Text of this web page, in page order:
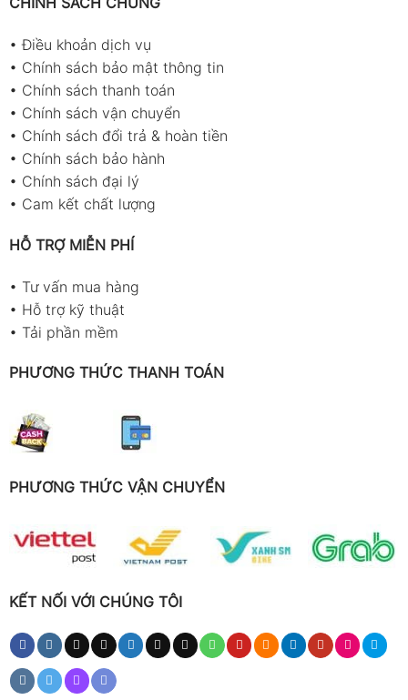
•Điều khoản dịch vụ
• Chính sách bảo mật thông tin
• Chính sách thanh toán
• Chính sách vận chuyển
• Chính sách đổi trả & hoàn tiền
• Chính sách bảo hành
• Chính sách đại lý
• Cam kết chất lượng
HỖ TRỢ MIỄN PHÍ
• Tư vấn mua hàng
• Hỗ trợ kỹ thuật
• Tải phần mềm
PHƯƠNG THỨC THANH TOÁN
PHƯƠNG THỨC VẬN CHUYỂN
KẾT NỐI VỚI CHÚNG TÔI